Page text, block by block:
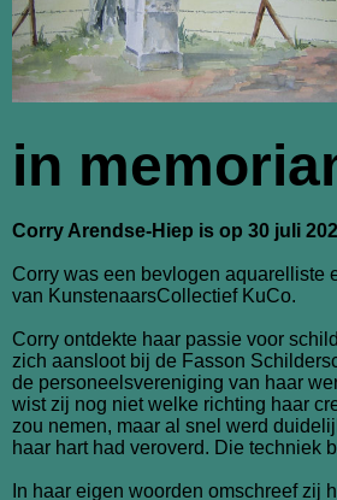
in
Corry Arendse-Hiep is op 30 juli
Corry was een bevlogen aquarelliste
van KunstenaarsCollectief KuCo.
Corry ontdekte haar passie voor
zich aansloot bij de Fasson
de personeelsvereniging van haar
wist zij nog niet welke richting haar
zou nemen, maar al snel werd
haar hart had veroverd. Die techniek
In haar eigen woorden omschreef zij